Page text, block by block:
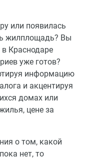
или появилась
жилплощадь? Вы
в Краснодаре
уже готов?
информацию
и акцентируя
домах или
цене за
о том, какой
нет, то